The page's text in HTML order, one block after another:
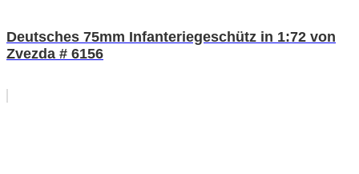
Deutsches 75mm Infanteriegeschütz in 1:72 von
Zvezda # 6156